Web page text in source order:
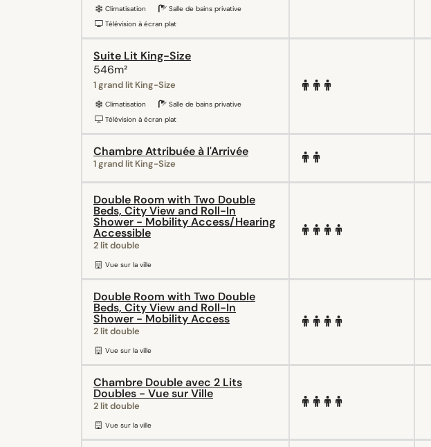
Climatisation
Salle de bains privative
Télévision à écran plat
Suite Lit King-Size
546m²
1 grand lit King-Size
Climatisation
Salle de bains privative
Télévision à écran plat
Chambre Attribuée à l'Arrivée
1 grand lit King-Size
Double Room with Two Double
Beds, City View and Roll-In
Shower - Mobility Access/Hearing
Accessible
2 lit double
Vue sur la ville
Double Room with Two Double
Beds, City View and Roll-In
Shower - Mobility Access
2 lit double
Vue sur la ville
Chambre Double avec 2 Lits
Doubles - Vue sur Ville
2 lit double
Vue sur la ville